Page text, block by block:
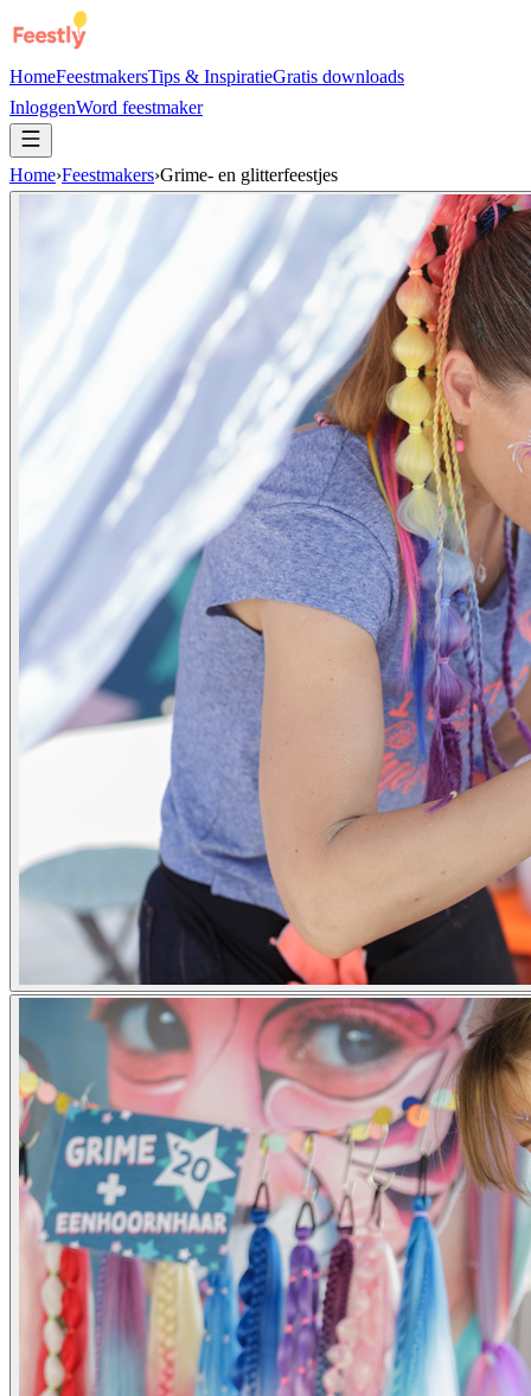
HomeFeestmakersTips & InspiratieGratis downloads
InloggenWord feestmaker
Home›Feestmakers›Grime- en glitterfeestjes